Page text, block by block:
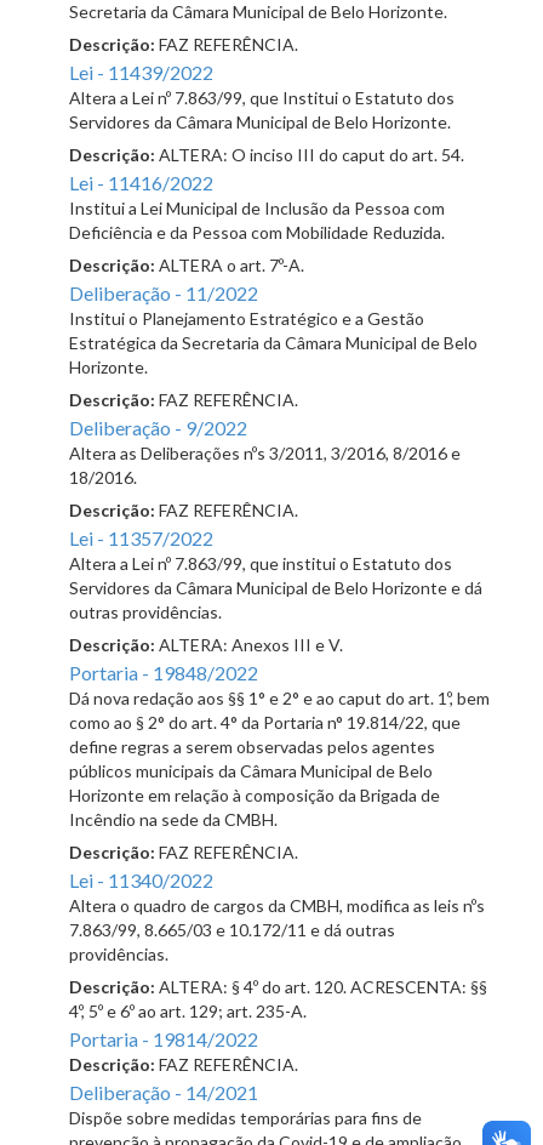
Secretaria da Câmara Municipal de Belo Horizonte.
Descrição: FAZ REFERÊNCIA.
Lei - 11439/2022
Altera a Lei nº 7.863/99, que Institui o Estatuto dos
Servidores da Câmara Municipal de Belo Horizonte.
Descrição: ALTERA: O inciso III do caput do art. 54.
Lei - 11416/2022
Institui a Lei Municipal de Inclusão da Pessoa com
Deficiência e da Pessoa com Mobilidade Reduzida.
Descrição: ALTERA o art. 7º-A.
Deliberação - 11/2022
Institui o Planejamento Estratégico e a Gestão
Estratégica da Secretaria da Câmara Municipal de Belo
Horizonte.
Descrição: FAZ REFERÊNCIA.
Deliberação - 9/2022
Altera as Deliberações nºs 3/2011, 3/2016, 8/2016 e
18/2016.
Descrição: FAZ REFERÊNCIA.
Lei - 11357/2022
Altera a Lei nº 7.863/99, que institui o Estatuto dos
Servidores da Câmara Municipal de Belo Horizonte e dá
outras providências.
Descrição: ALTERA: Anexos III e V.
Portaria - 19848/2022
Dá nova redação aos §§ 1° e 2° e ao caput do art. 1º, bem
como ao § 2° do art. 4° da Portaria n° 19.814/22, que
define regras a serem observadas pelos agentes
públicos municipais da Câmara Municipal de Belo
Horizonte em relação à composição da Brigada de
Incêndio na sede da CMBH.
Descrição: FAZ REFERÊNCIA.
Lei - 11340/2022
Altera o quadro de cargos da CMBH, modifica as leis nºs
7.863/99, 8.665/03 e 10.172/11 e dá outras
providências.
Descrição: ALTERA: § 4º do art. 120. ACRESCENTA: §§
4º, 5º e 6º ao art. 129; art. 235-A.
Portaria - 19814/2022
Descrição: FAZ REFERÊNCIA.
Deliberação - 14/2021
Dispõe sobre medidas temporárias para fins de